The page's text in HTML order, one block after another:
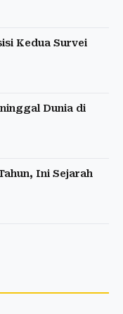
Kedua Survei
Dunia di
Ini Sejarah